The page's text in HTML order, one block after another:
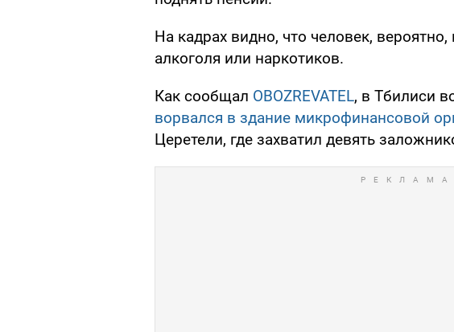
На кадрах видно, что человек,
алкоголя или наркотиков.
Как сообщал OBOZREVATEL, в Тбилиси
ворвался в здание микрофинансовой
Церетели, где захватил девять